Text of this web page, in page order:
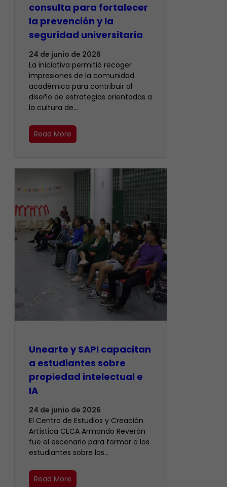
consulta para fortalecer
la prevención y la
seguridad universitaria
24 de junio de 2026
La iniciativa permitió recoger
impresiones de la comunidad
académica para contribuir al
diseño de estrategias orientadas a
la cultura de…
Read More
Unearte y SAPI capacitan
a estudiantes sobre
propiedad intelectual e
IA
24 de junio de 2026
El Centro de Estudios y Creación
Artística CECA Armando Reverón
fue el escenario para formar a los
estudiantes sobre las…
Read More